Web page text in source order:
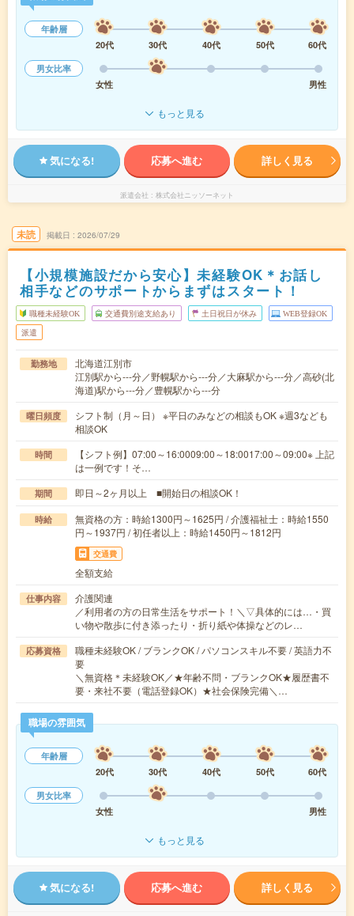
年齢層
20代
30代 40代 50代
60代
男女比率
女性
男性
もっと見る
気になる! 応募へ進む 詳しく見る
派遣会社 株式会社ニッソーネット
未読 掲載日 2026/07/29
【小規模施設だから安心】未経験OK＊お話し
相手などのサポートからまずはスタート！
職種未経験OK 交通費別途支給あり 土日祝日が休み WEB登録OK
派遣
勤務地
北海道江別市
江別駅から---分／野幌駅から---分／大麻駅から---分／高砂(北
海道)駅から---分／豊幌駅から---分
曜日頻度
シフト制（月～日） ※平日のみなどの相談もOK ※週3なども
相談OK
時間
【シフト例】07:00～16:0009:00～18:0017:00～09:00※ 上記
は一例です！そ…
期間 即日～2ヶ月以上 ■開始日の相談OK！
時給
無資格の方：時給1300円～1625円 / 介護福祉士：時給1550
円～1937円 / 初任者以上：時給1450円～1812円
交通費
全額支給
仕事内容
介護関連
／利用者の方の日常生活をサポート！＼▽具体的には…・買
い物や散歩に付き添ったり・折り紙や体操などのレ…
応募資格
職種未経験OK / ブランクOK / パソコンスキル不要 / 英語力不
要
＼無資格＊未経験OK／★年齢不問・ブランクOK★履歴書不
要・来社不要（電話登録OK）★社会保険完備＼…
職場の雰囲気
年齢層
20代
30代 40代 50代
60代
男女比率
女性
男性
もっと見る
気になる! 応募へ進む 詳しく見る